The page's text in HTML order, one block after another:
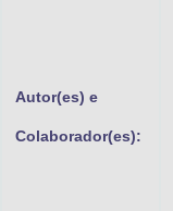
Autor(es) e
Colaborador(es):